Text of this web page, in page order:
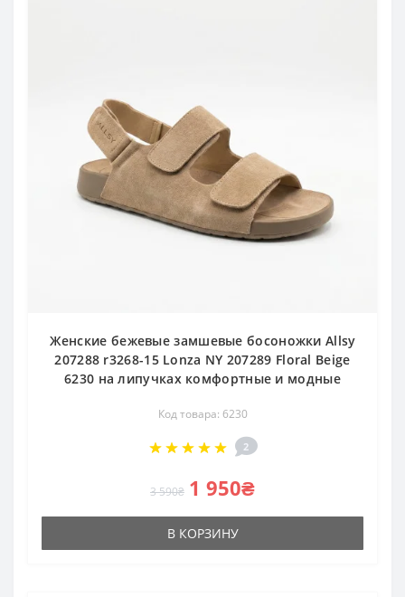
Женские бежевые замшевые босоножки Allsy
207288 r3268-15 Lonza NY 207289 Floral Beige
6230 на липучках комфортные и модные
Код товара: 6230
2
3 590₴ 1 950₴
В КОРЗИНУ